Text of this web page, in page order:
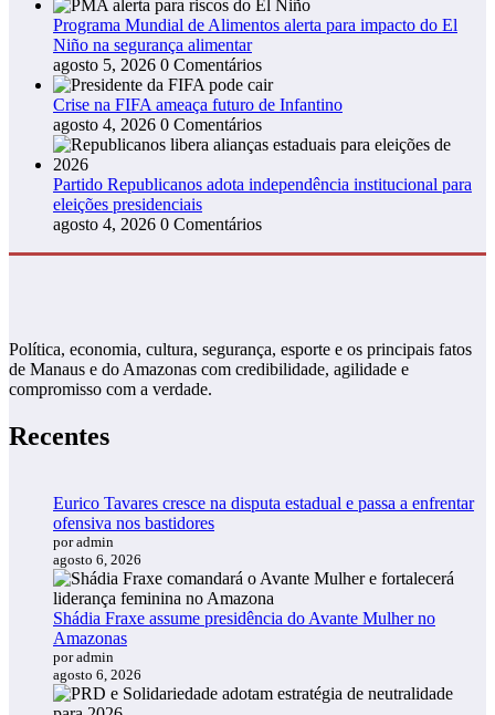
Programa Mundial de Alimentos alerta para impacto do El
Niño na segurança alimentar
agosto 5, 2026 0 Comentários
Crise na FIFA ameaça futuro de Infantino
agosto 4, 2026 0 Comentários
Partido Republicanos adota independência institucional para
eleições presidenciais
agosto 4, 2026 0 Comentários
Política, economia, cultura, segurança, esporte e os principais fatos
de Manaus e do Amazonas com credibilidade, agilidade e
compromisso com a verdade.
Recentes
Eurico Tavares cresce na disputa estadual e passa a enfrentar
ofensiva nos bastidores
por admin
agosto 6, 2026
Shádia Fraxe assume presidência do Avante Mulher no
Amazonas
por admin
agosto 6, 2026